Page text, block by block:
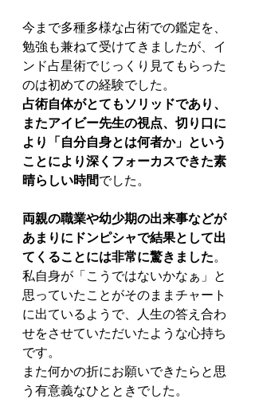
今まで多種多様な占術での鑑定を、
勉強も兼ねて受けてきましたが、イ
ンド占星術でじっくり見てもらった
のは初めての経験でした。
占術自体がとてもソリッドであり、
またアイビー先生の視点、切り口に
より「自分自身とは何者か」という
ことにより深くフォーカスできた素
晴らしい時間でした。
両親の職業や幼少期の出来事などが
あまりにドンピシャで結果として出
てくることには非常に驚きました。
私自身が「こうではないかなぁ」と
思っていたことがそのままチャート
に出ているようで、人生の答え合わ
せをさせていただいたような心持ち
です。
また何かの折にお願いできたらと思
う有意義なひとときでした。